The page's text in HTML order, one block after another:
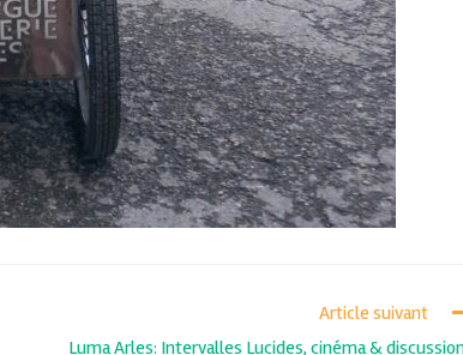
Article suivant
Luma Arles: Intervalles Lucides, cinéma &